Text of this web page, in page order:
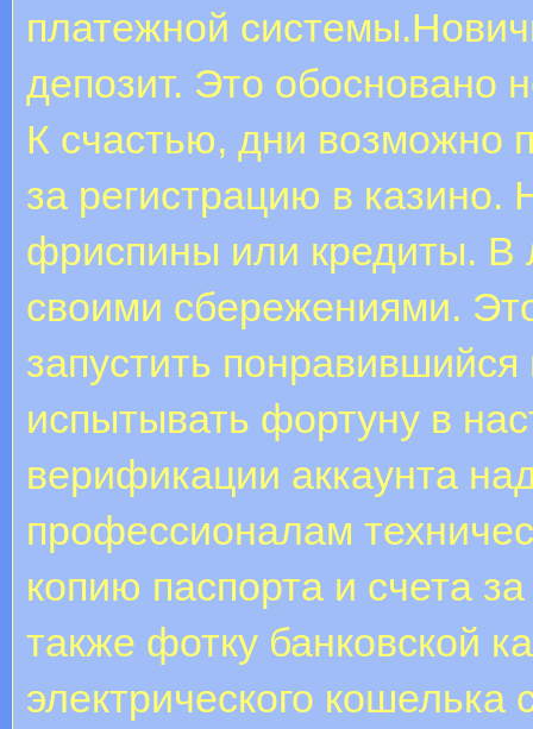
платежной
депозит. Это обосновано
К счастью, дни возможно
за регистрацию в казино.
фриспины или кредиты. В
своими сбережениями.
запустить
испытывать фортуну в
верификации аккаунта
профессионалам
копию паспорта и счета
также фотку банковской
электрического